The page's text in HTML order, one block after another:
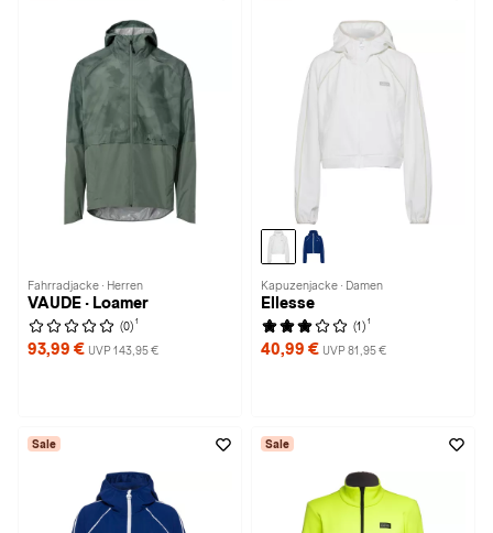
Fahrradjacke · Herren
VAUDE · Loamer
(0) 1
93,99 € UVP 143,95 €
Kapuzenjacke · Damen
Ellesse
(1) 1
40,99 € UVP 81,95 €
Sale Sale